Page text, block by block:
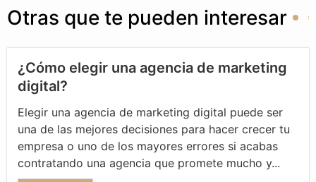
Otras que te pueden interesar
¿Cómo elegir una agencia de marketing
digital?
Elegir una agencia de marketing digital puede ser
una de las mejores decisiones para hacer crecer tu
empresa o uno de los mayores errores si acabas
contratando una agencia que promete mucho y...